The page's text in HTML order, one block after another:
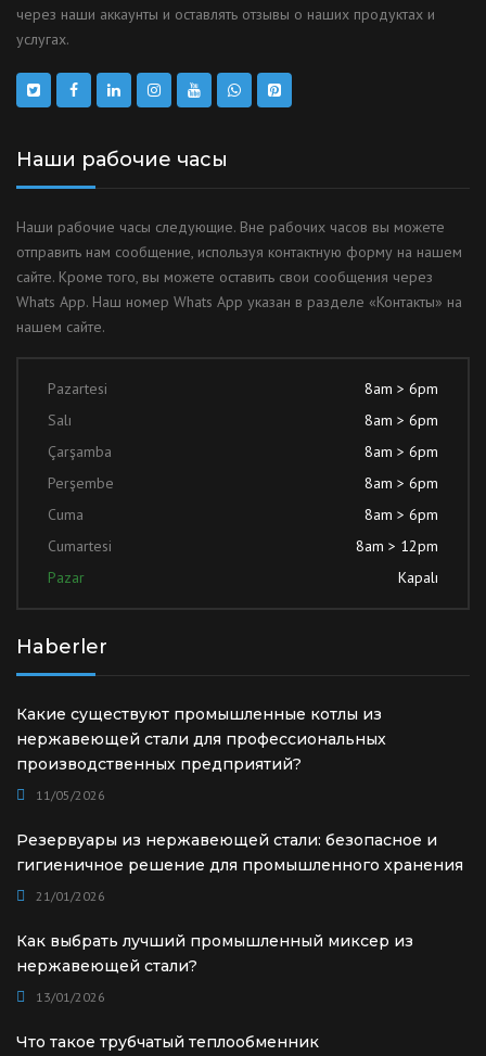
через наши аккаунты и оставлять отзывы о наших продуктах и
услугах.
Наши рабочие часы
Наши рабочие часы следующие. Вне рабочих часов вы можете
отправить нам сообщение, используя контактную форму на нашем
сайте. Кроме того, вы можете оставить свои сообщения через
Whats App. Наш номер Whats App указан в разделе «Контакты» на
нашем сайте.
Pazartesi
8am > 6pm
Salı
8am > 6pm
Çarşamba
8am > 6pm
Perşembe
8am > 6pm
Cuma
8am > 6pm
Cumartesi
8am > 12pm
Pazar
Kapalı
Haberler
Какие существуют промышленные котлы из
нержавеющей стали для профессиональных
производственных предприятий?
11/05/2026
Резервуары из нержавеющей стали: безопасное и
гигиеничное решение для промышленного хранения
21/01/2026
Как выбрать лучший промышленный миксер из
нержавеющей стали?
13/01/2026
Что такое трубчатый теплообменник